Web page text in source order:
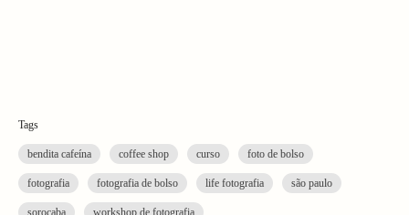
Tags
bendita cafeína coffee shop curso foto de bolso
fotografia fotografia de bolso life fotografia são paulo
sorocaba workshop de fotografia